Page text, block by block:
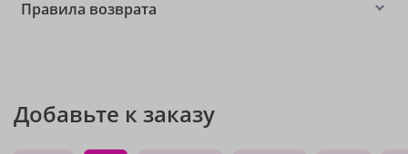
Правила возврата
Добавьте к заказу